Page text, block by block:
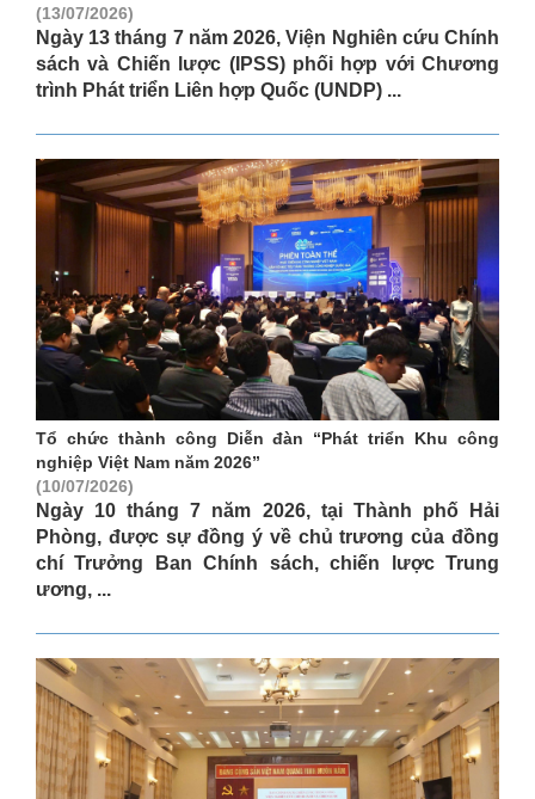
(13/07/2026)
Ngày 13 tháng 7 năm 2026, Viện Nghiên cứu Chính
sách và Chiến lược (IPSS) phối hợp với Chương
trình Phát triển Liên hợp Quốc (UNDP) ...
Tổ chức thành công Diễn đàn “Phát triển Khu công
nghiệp Việt Nam năm 2026”
(10/07/2026)
Ngày 10 tháng 7 năm 2026, tại Thành phố Hải
Phòng, được sự đồng ý về chủ trương của đồng
chí Trưởng Ban Chính sách, chiến lược Trung
ương, ...